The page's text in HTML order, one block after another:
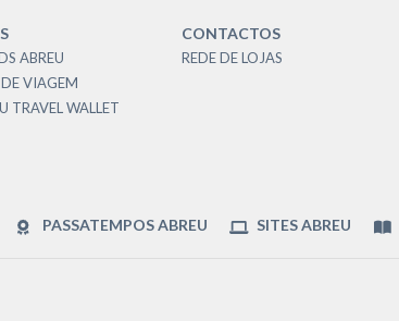
ABREU
VIAGEM
TRAVEL WALLET
CONTACTOS
REDE DE LOJAS
PASSATEMPOS ABREU SITES ABREU